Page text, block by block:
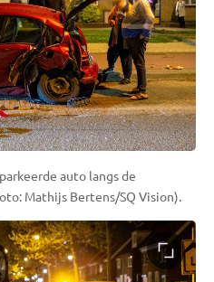
auto langs de
Mathijs Bertens/SQ Vision).